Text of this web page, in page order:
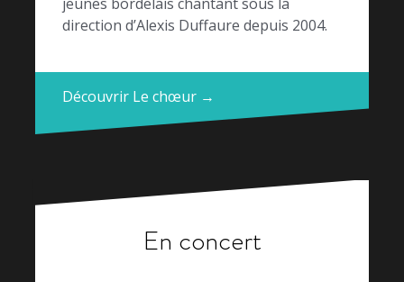
direction d’Alexis Duffaure depuis 2004.
Découvrir Le chœur →
En concert